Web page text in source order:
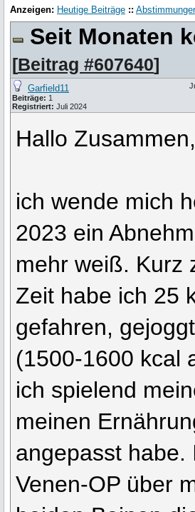
Anzeigen: Heutige Beiträge ::
Seit Monaten
[Beitrag #607640]
Garfield11
Beiträge: 1
Registriert: Juli 2024
Hallo Zusammen,
ich wende mich
2023 ein
mehr weiß. Kurz
Zeit habe ich 25
gefahren,
(1500-1600 kcal
ich spielend
meinen
angepasst habe.
Venen-OP über